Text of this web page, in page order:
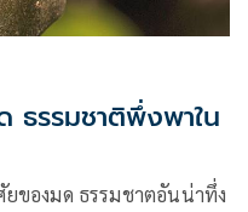
ธรรมชาติพึ่งพาใน
ของมด ธรรมชาตอันน่าทึ่ง